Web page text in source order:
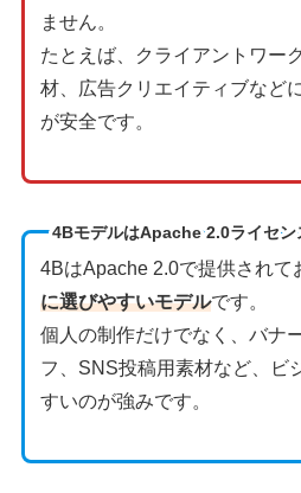
ません。
たとえば、クライアントワー
材、広告クリエイティブなど
が安全です。
4BモデルはApache 2.0ライセン
4BはApache 2.0で提供されて
に選びやすいモデルです。
個人の制作だけでなく、バナ
フ、SNS投稿用素材など、ビ
すいのが強みです。